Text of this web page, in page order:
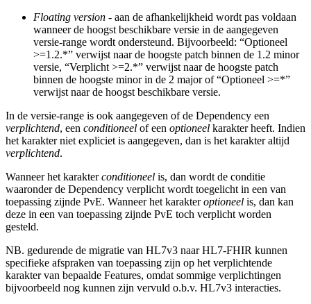
Floating version - aan de afhankelijkheid wordt pas voldaan
wanneer de hoogst beschikbare versie in de aangegeven
versie-range wordt ondersteund. Bijvoorbeeld: “Optioneel
>=1.2.*” verwijst naar de hoogste patch binnen de 1.2 minor
versie, “Verplicht >=2.*” verwijst naar de hoogste patch
binnen de hoogste minor in de 2 major of “Optioneel >=*”
verwijst naar de hoogst beschikbare versie.
In de versie-range is ook aangegeven of de Dependency een
verplichtend, een conditioneel of een optioneel karakter heeft. Indien
het karakter niet expliciet is aangegeven, dan is het karakter altijd
verplichtend.
Wanneer het karakterconditioneel is, dan wordt de conditie
waaronder de Dependency verplicht wordt toegelicht in een van
toepassing zijnde PvE. Wanneer het karakteroptioneel is, dan kan
deze in een van toepassing zijnde PvE toch verplicht worden
gesteld.
NB. gedurende de migratie van HL7v3 naar HL7-FHIR kunnen
specifieke afspraken van toepassing zijn op het verplichtende
karakter van bepaalde Features, omdat sommige verplichtingen
bijvoorbeeld nog kunnen zijn vervuld o.b.v. HL7v3 interacties.